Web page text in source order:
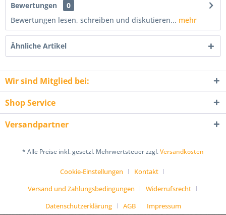
Bewertungen
0
Bewertungen lesen, schreiben und diskutieren... mehr
Ähnliche Artikel
Wir sind Mitglied bei:
Shop Service
Versandpartner
* Alle Preise inkl. gesetzl. Mehrwertsteuer zzgl.Versandkosten
Cookie-Einstellungen
Kontakt
Versand und Zahlungsbedingungen
Widerrufsrecht
Datenschutzerklärung
AGB Impressum